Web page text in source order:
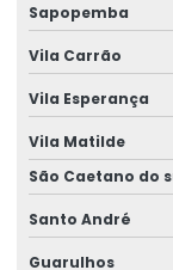
Empresa de
Empresa de
Empresa de resina
Empresa de
Empresa de
Endurecedor de
Sapopemba
Vila Carrão
Vila Esperança
Vila Matilde
São Caetano do
Santo André
Guarulhos